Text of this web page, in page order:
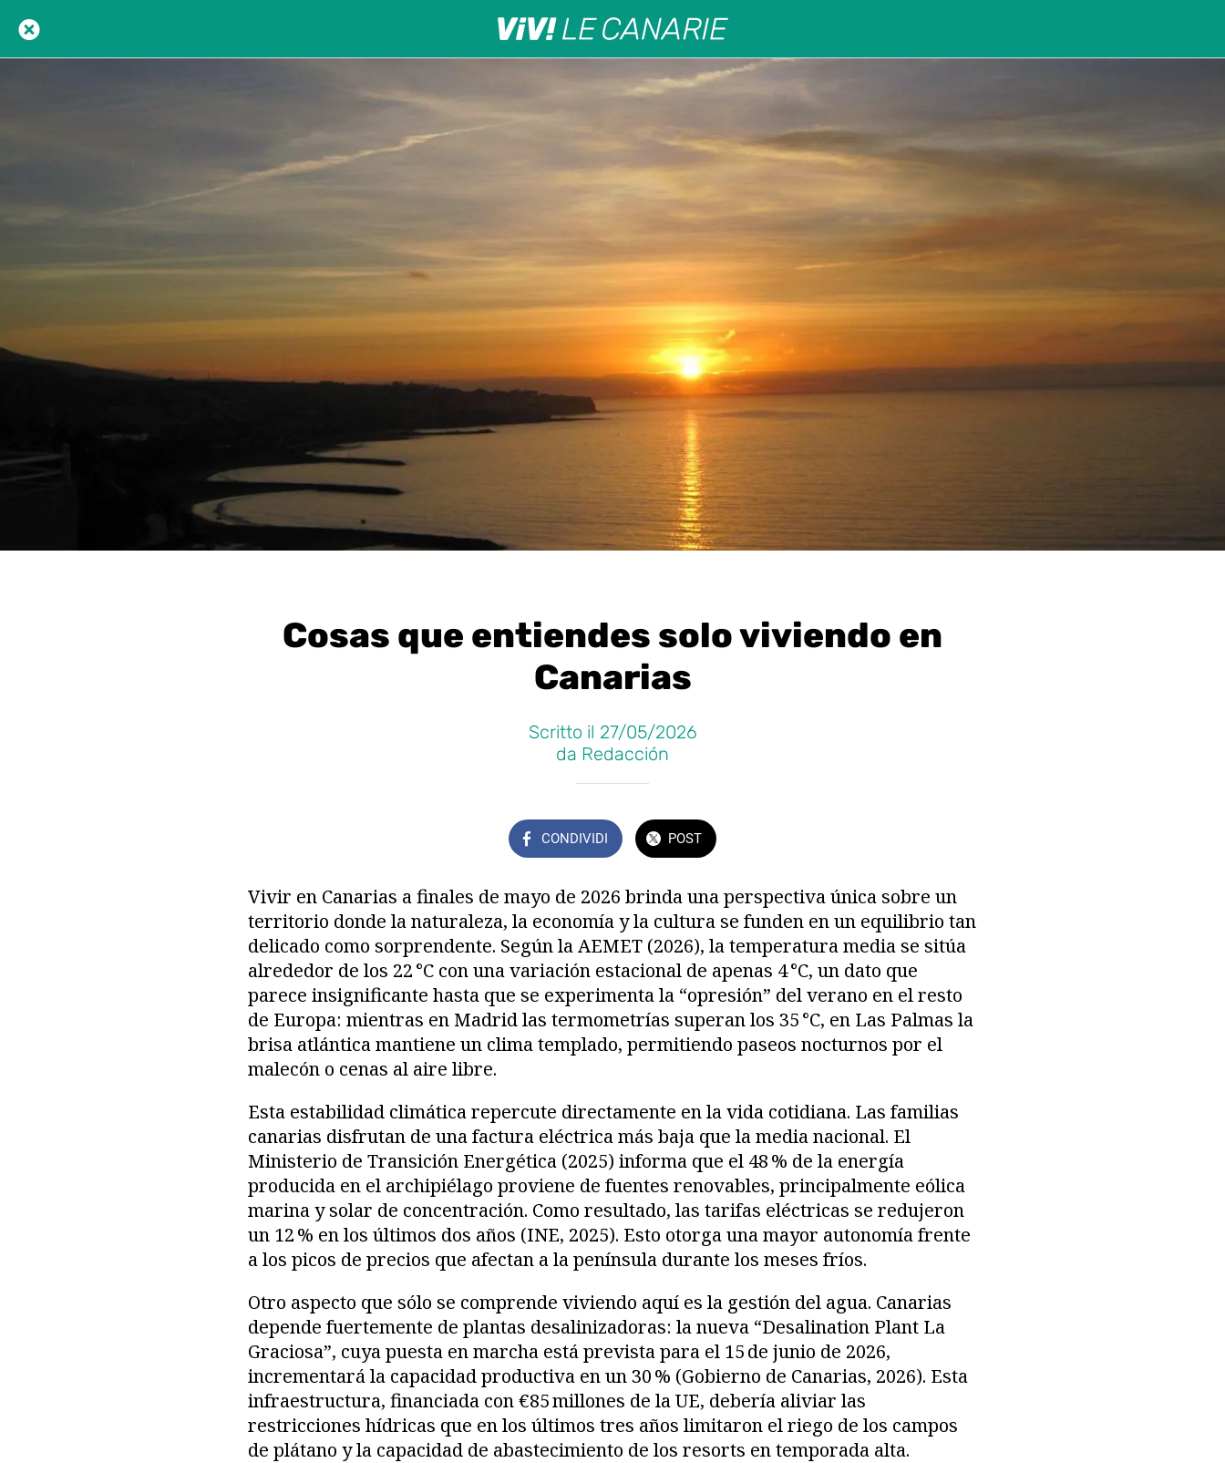
Cosas que entiendes solo viviendo en
Canarias
Scritto il 27/05/2026
da Redacción
CONDIVIDI POST
Vivir en Canarias a finales de mayo de 2026 brinda una perspectiva única sobre un
territorio donde la naturaleza, la economía y la cultura se funden en un equilibrio tan
delicado como sorprendente. Según la AEMET (2026), la temperatura media se sitúa
alrededor de los 22 °C con una variación estacional de apenas 4 °C, un dato que
parece insignificante hasta que se experimenta la “opresión” del verano en el resto
de Europa: mientras en Madrid las termometrías superan los 35 °C, en Las Palmas la
brisa atlántica mantiene un clima templado, permitiendo paseos nocturnos por el
malecón o cenas al aire libre.
Esta estabilidad climática repercute directamente en la vida cotidiana. Las familias
canarias disfrutan de una factura eléctrica más baja que la media nacional. El
Ministerio de Transición Energética (2025) informa que el 48 % de la energía
producida en el archipiélago proviene de fuentes renovables, principalmente eólica
marina y solar de concentración. Como resultado, las tarifas eléctricas se redujeron
un 12 % en los últimos dos años (INE, 2025). Esto otorga una mayor autonomía frente
a los picos de precios que afectan a la península durante los meses fríos.
Otro aspecto que sólo se comprende viviendo aquí es la gestión del agua. Canarias
depende fuertemente de plantas desalinizadoras: la nueva “Desalination Plant La
Graciosa”, cuya puesta en marcha está prevista para el 15 de junio de 2026,
incrementará la capacidad productiva en un 30 % (Gobierno de Canarias, 2026). Esta
infraestructura, financiada con €85 millones de la UE, debería aliviar las
restricciones hídricas que en los últimos tres años limitaron el riego de los campos
de plátano y la capacidad de abastecimiento de los resorts en temporada alta.